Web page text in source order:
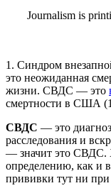
Journalism is
1. Синдром
это неожиданная
жизни. СВДС — это
смертности в США
СВДС — это
расследования и
— значит это СВДС.
определению, как и
прививки тут ни